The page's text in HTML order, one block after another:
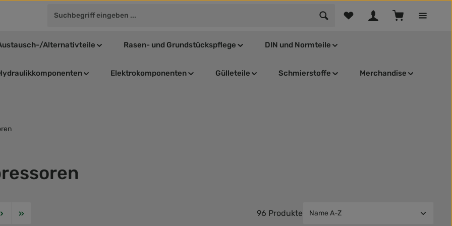
Du hast 0 Produkte auf dem
Alternativteile Rasen- und Grundstückspflege DIN und Normteile
Elektrokomponenten Gülleteile Schmierstoffe Merchandise
96 Produkte